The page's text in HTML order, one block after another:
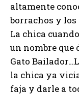
altamente
borrachos y
La chica
un nombre que
Gato
la chica ya
faja y darle a